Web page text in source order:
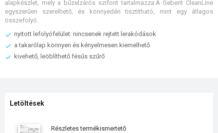
alapkészlet, mely a bűzelzárós szifont tartalmazza.A Geberit CleanLine
egyszerűen szerelhető, és könnyedén tisztítható, mint egy átlagos
összefolyó.
nyitott lefolyófelület: nincsenek rejtett lerakódások
a takarólap könnyen és kényelmesen kiemelhető
kivehető, leöblíthető fésűs szűrő
Letöltések
részletes termékismertető